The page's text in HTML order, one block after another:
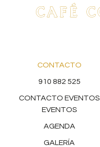
CONTACTO
910 882 525
CONTACTO EVENTOS
EVENTOS
AGENDA
GALERÍA